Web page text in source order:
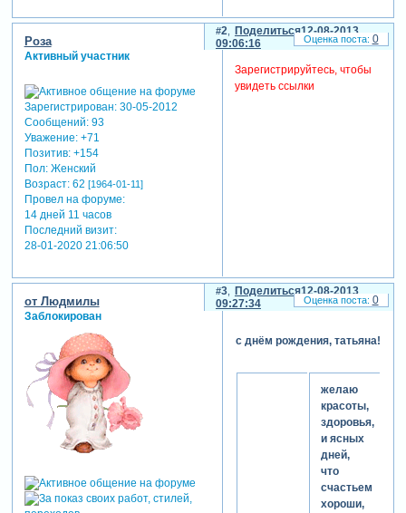
Поделиться
2
12-08-2013
09:06:16
Роза
Активный участник
Зарегистрирован: 30-05-2012
Сообщений:93
Уважение: +71
Позитив: +154
Пол:Женский
Возраст:62 [1964-01-11]
Провел на форуме:
14 дней 11 часов
Последний визит:
28-01-2020 21:06:50
Зарегистрируйтесь, чтобы
увидеть ссылки
0
Поделиться
3
12-08-2013
09:27:34
от Людмилы
Заблокирован
с днём рождения, татьяна!
желаю
красоты,
здоровья,
и ясных
дней,
что
счастьем
хороши,
0